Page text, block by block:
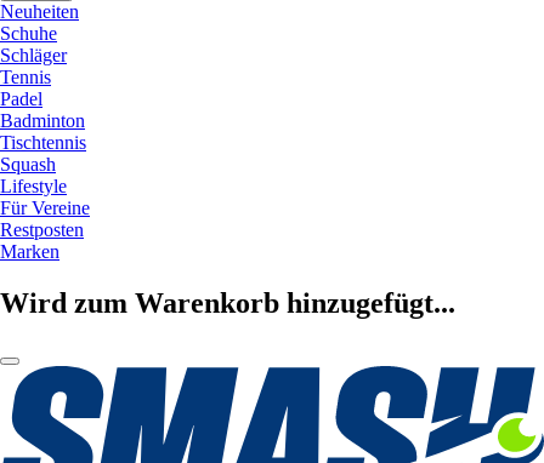
Neuheiten
Schuhe
Schläger
Tennis
Padel
Badminton
Tischtennis
Squash
Lifestyle
Für Vereine
Restposten
Marken
Wird zum Warenkorb hinzugefügt...